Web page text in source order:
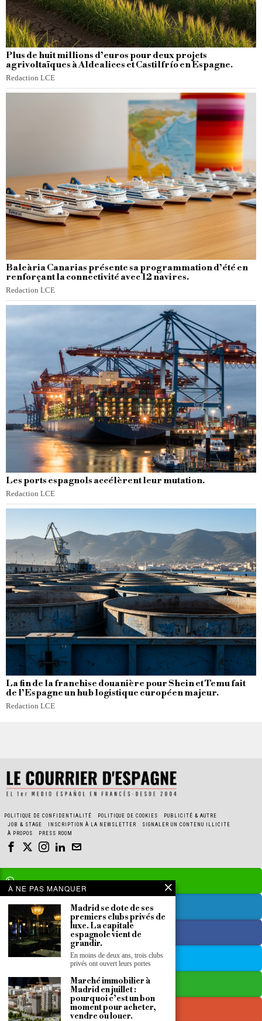
Plus de huit millions d’euros pour deux projets
agrivoltaïques à Aldealices et Castilfrío en Espagne.
Redaction LCE
Baleària Canarias présente sa programmation d’été en
renforçant la connectivité avec 12 navires.
Redaction LCE
Les ports espagnols accélèrent leur mutation.
Redaction LCE
La fin de la franchise douanière pour Shein et Temu fait
de l’Espagne un hub logistique européen majeur.
Redaction LCE
POLITIQUE DE CONFIDENTIALITÉ POLITIQUE DE COOKIES
PUBLICITÉ & AUTRE
JOB & STAGE
INSCRIPTION À LA NEWSLETTER
SIGNALER UN CONTENU ILLICITE
À PROPOS
PRESS ROOM
À NE PAS MANQUER
Madrid se dote de ses
premiers clubs privés de
luxe. La capitale
espagnole vient de
grandir.
En moins de deux ans, trois clubs
privés ont ouvert leurs portes
Marché immobilier à
Madrid en juillet :
pourquoi c’est un bon
moment pour acheter,
vendre ou louer.